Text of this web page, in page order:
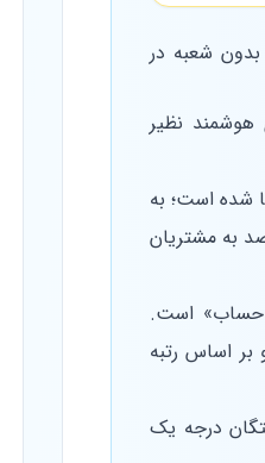
شعبه در
نظیر
شده است؛ به
شده فاقد هرگونه سود بانکی متعارف بوده و تنها با کارمزد ناچیز ۲ درصد به مشتریان
حساب» است.
بر اساس رتبه
درجه یک